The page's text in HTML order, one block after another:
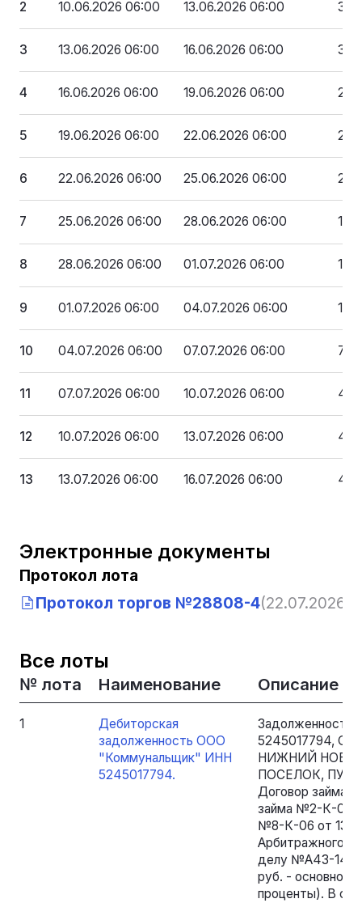
2 10.06.2026 06:00 13.06.2026 06:00 3
3 13.06.2026 06:00 16.06.2026 06:00 3
4 16.06.2026 06:00 19.06.2026 06:00 2
5 19.06.2026 06:00 22.06.2026 06:00 2
6 22.06.2026 06:00 25.06.2026 06:00 2
7 25.06.2026 06:00 28.06.2026 06:00 1
8 28.06.2026 06:00 01.07.2026 06:00 1
9 01.07.2026 06:00 04.07.2026 06:00 1
10 04.07.2026 06:00 07.07.2026 06:00
11 07.07.2026 06:00 10.07.2026 06:00 405
12 10.07.2026 06:00 13.07.2026 06:00 40
13 13.07.2026 06:00 16.07.2026 06:00 4
Электронные документы
Протокол лота
Протокол торгов №28808-4(22.07.2026,
Все лоты
№ лота Наименование Описание
1
Дебиторская
задолженность ООО
"Коммунальщик" ИНН
5245017794.
5245017794,
НИЖНИЙ
ПОСЕЛОК,
Договор займа
займа №2-К-05
№8-К-06 от
Арбитражного
делу №А43-1414/
руб. - основной
проценты). В